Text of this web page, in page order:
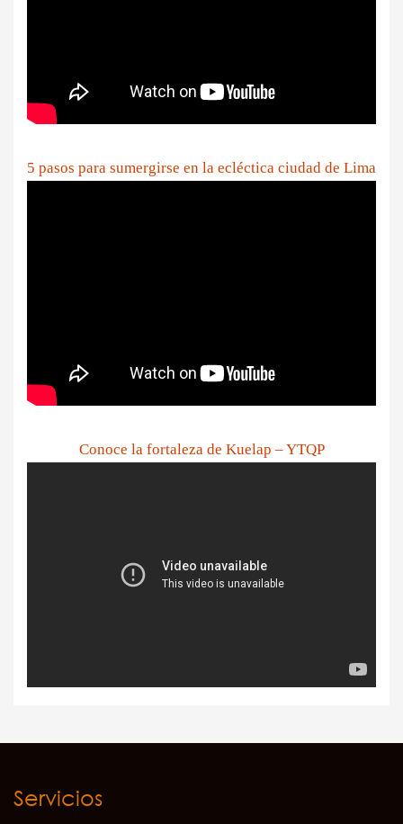
5 pasos para sumergirse en la ecléctica ciudad de Lima
Conoce la fortaleza de Kuelap – YTQP
Servicios